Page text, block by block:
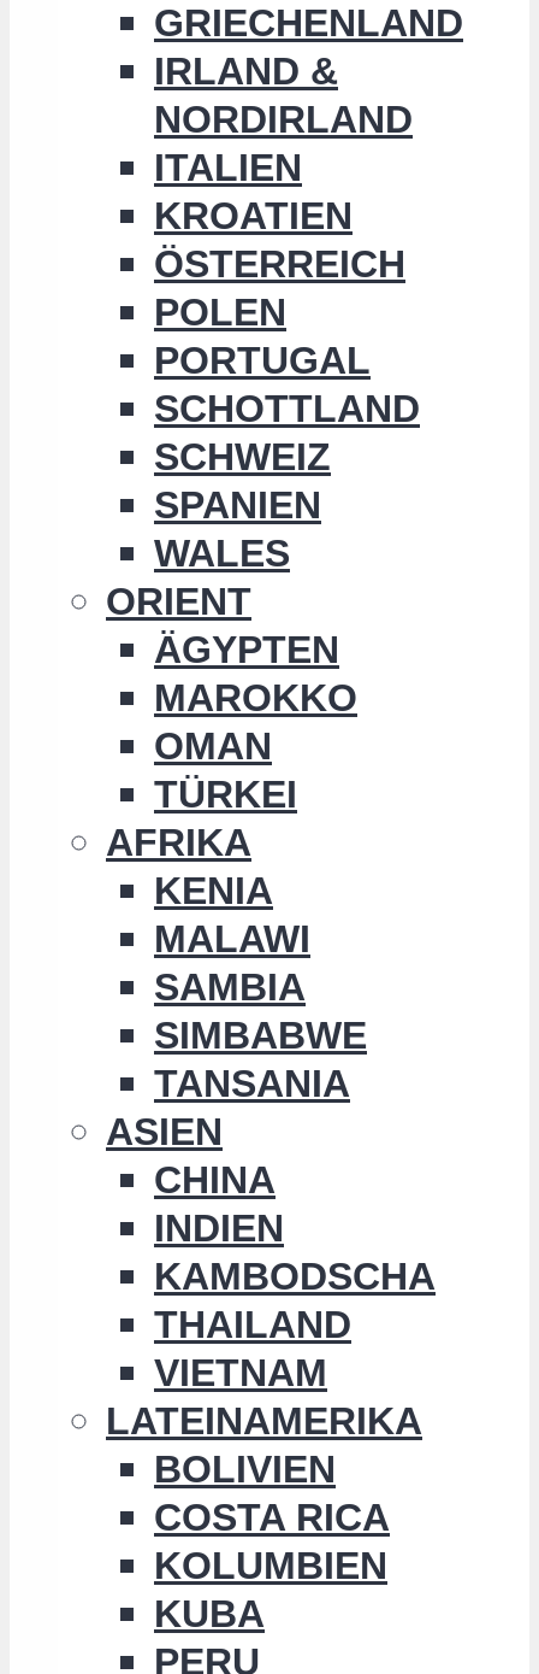
GRIECHENLAND
IRLAND &
NORDIRLAND
ITALIEN
KROATIEN
ÖSTERREICH
POLEN
PORTUGAL
SCHOTTLAND
SCHWEIZ
SPANIEN
WALES
ORIENT
ÄGYPTEN
MAROKKO
OMAN
TÜRKEI
AFRIKA
KENIA
MALAWI
SAMBIA
SIMBABWE
TANSANIA
ASIEN
CHINA
INDIEN
KAMBODSCHA
THAILAND
VIETNAM
LATEINAMERIKA
BOLIVIEN
COSTA RICA
KOLUMBIEN
KUBA
PERU